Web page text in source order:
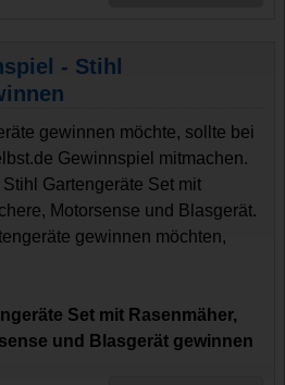
- Stihl
gewinnen möchte, sollte bei
Gewinnspiel mitmachen.
Gartengeräte Set mit
Motorsense und Blasgerät.
gewinnen möchten,
Set mit Rasenmäher,
und Blasgerät gewinnen